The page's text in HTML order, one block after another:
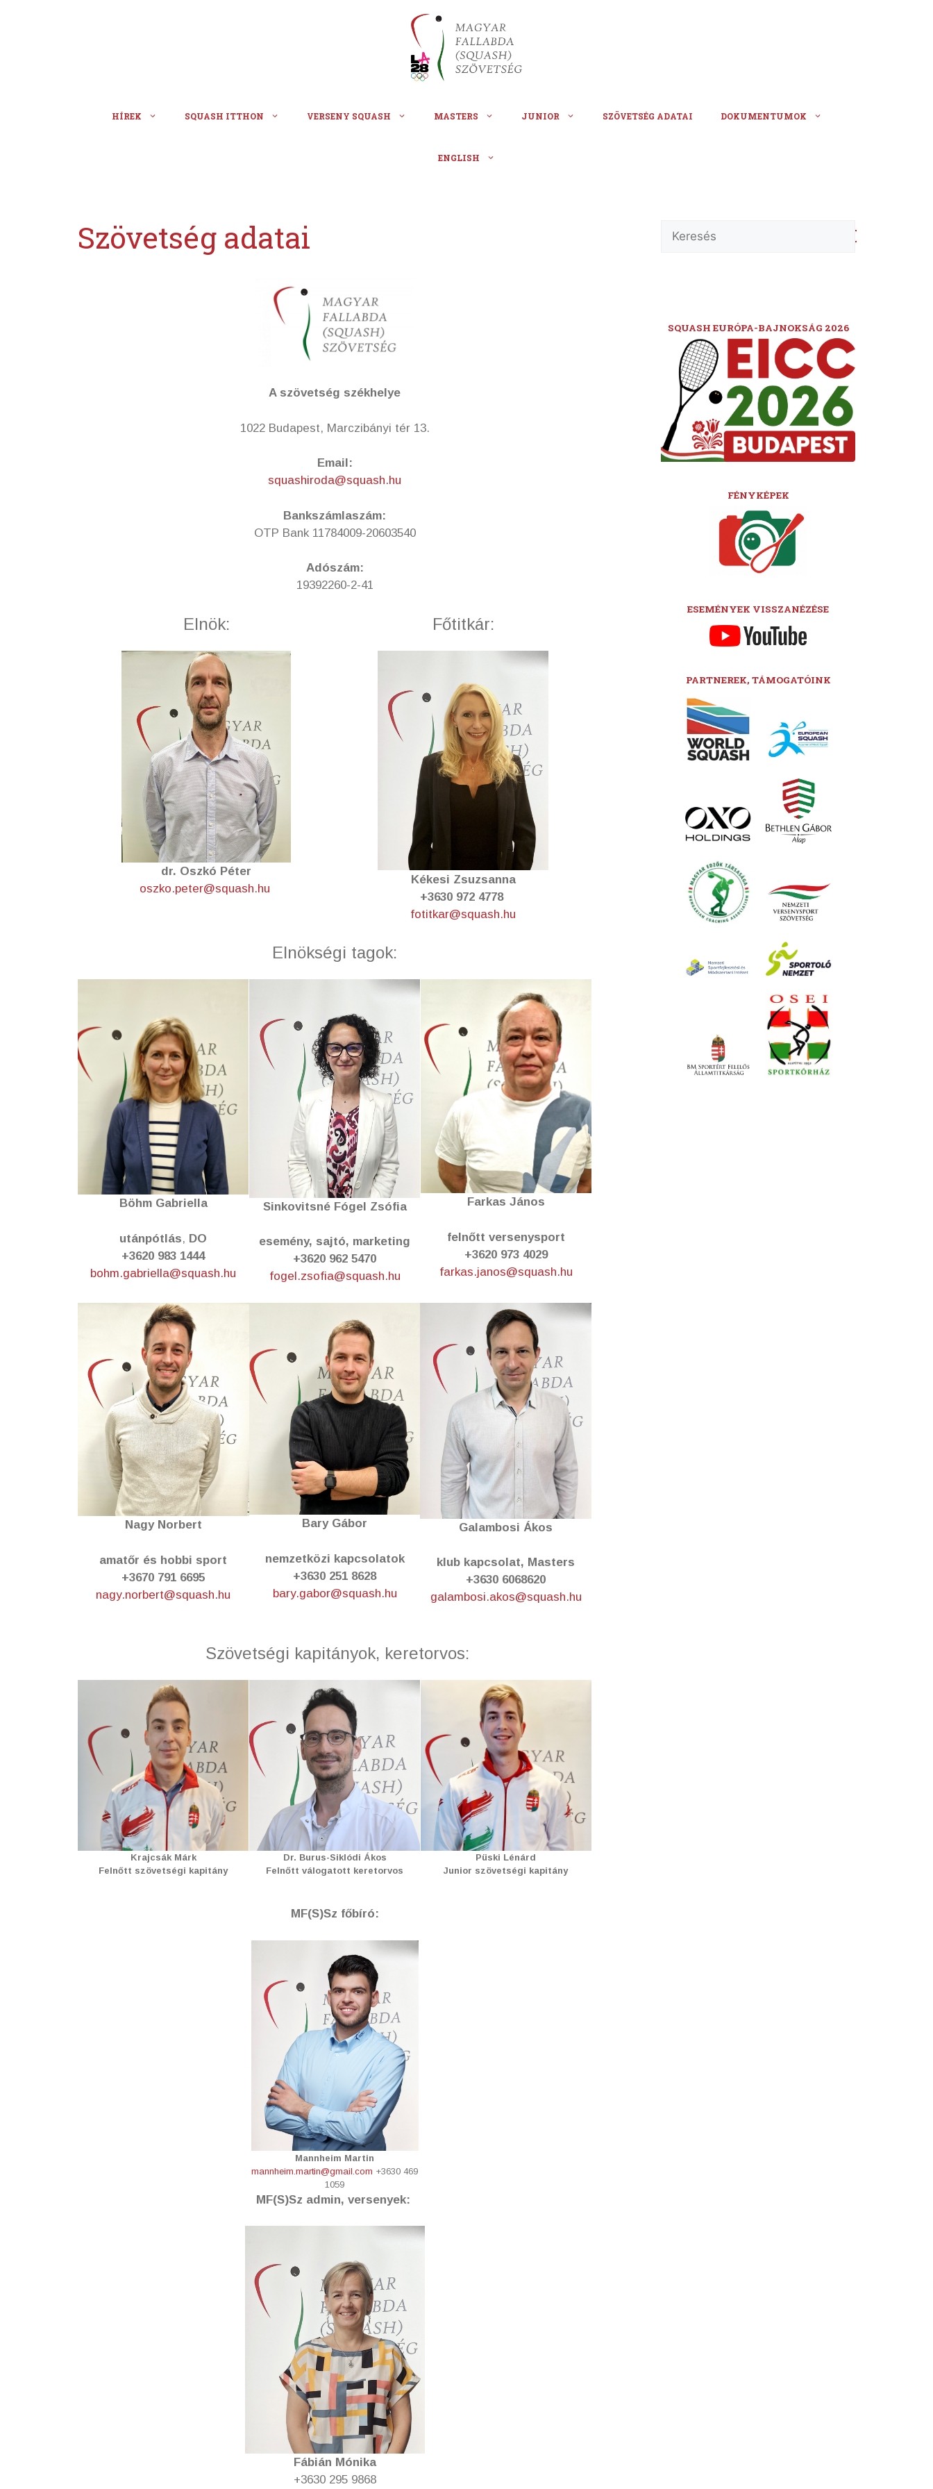
HÍREK SQUASH ITTHON VERSENY SQUASH MASTERS JUNIOR SZÖVETSÉG ADATAI DOKUMENTUMOK
ENGLISH
Szövetség adatai
A szövetség székhelye
1022 Budapest, Marczibányi tér 13.
Email:
squashiroda@squash.hu
Bankszámlaszám:
OTP Bank 11784009-20603540
Adószám:
19392260-2-41
Elnök:
dr. Oszkó Péter
oszko.peter@squash.hu
Főtitkár:
Kékesi Zsuzsanna
+3630 972 4778
fotitkar@squash.hu
Elnökségi tagok:
Böhm Gabriella
utánpótlás, DO
+3620 983 1444
bohm.gabriella@squash.hu
Sinkovitsné Fógel Zsófia
esemény, sajtó, marketing
+3620 962 5470
fogel.zsofia@squash.hu
Farkas János
felnőtt versenysport
+3620 973 4029
farkas.janos@squash.hu
Nagy Norbert
amatőr és hobbi sport
+3670 791 6695
nagy.norbert@squash.hu
Bary Gábor
nemzetközi kapcsolatok
+3630 251 8628
bary.gabor@squash.hu
Galambosi Ákos
klub kapcsolat, Masters
+3630 6068620
galambosi.akos@squash.hu
Szövetségi kapitányok, keretorvos:
Krajcsák Márk
Felnőtt szövetségi kapitány
Dr. Burus-Siklódi Ákos
Felnőtt válogatott keretorvos
Püski Lénárd
Junior szövetségi kapitány
MF(S)Sz főbíró:
Mannheim Martin
mannheim.martin@gmail.com +3630 469
1059
MF(S)Sz admin, versenyek:
Fábián Mónika
+3630 295 9868
SQUASH EURÓPA-BAJNOKSÁG 2026
FÉNYKÉPEK
ESEMÉNYEK VISSZANÉZÉSE
PARTNEREK, TÁMOGATÓINK